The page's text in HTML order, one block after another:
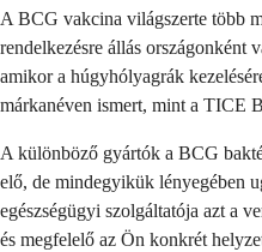
A BCG vakcina világszerte több
rendelkezésre állás
amikor a húgyhólyagrák
márkanéven ismert, mint a TICE
A különböző gyártók a BCG
elő, de mindegyikük lényegében
egészségügyi szolgáltatója azt a
és megfelelő az Ön konkrét